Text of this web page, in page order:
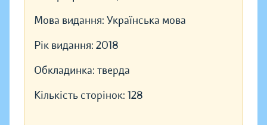
Мова видання: Українська мова
Рік видання: 2018
Обкладинка: тверда
Кількість сторінок: 128